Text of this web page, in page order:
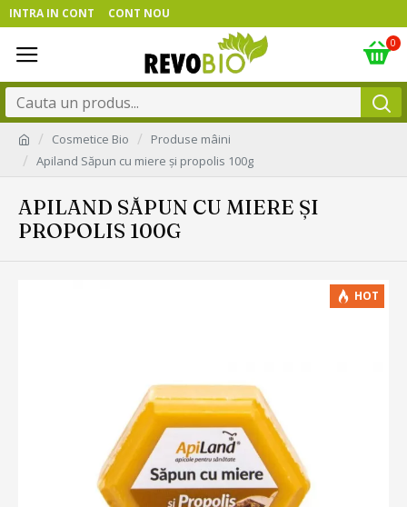
INTRA IN CONT CONT NOU
0
Cosmetice Bio
Produse mâini
Apiland Săpun cu miere și propolis 100g
APILAND SĂPUN CU MIERE ȘI
PROPOLIS 100G
HOT